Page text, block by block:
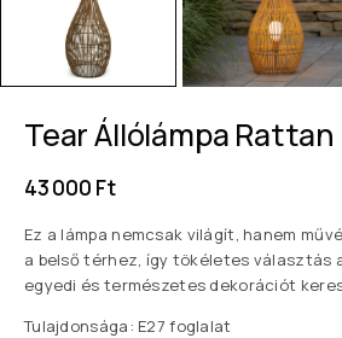
Tear Állólámpa Rattan
43 000 Ft
Ez a lámpa nemcsak világít, hanem
a belső térhez, így tökéletes választás
egyedi és természetes dekorációt
Tulajdonsága: E27 foglalat